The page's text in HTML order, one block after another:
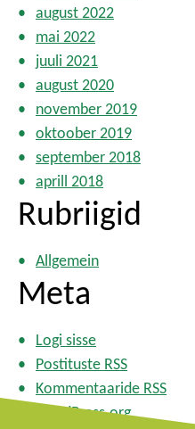
august 2022
mai 2022
juuli 2021
august 2020
november 2019
oktoober 2019
september 2018
aprill 2018
Rubriigid
Allgemein
Meta
Logi sisse
Postituste RSS
Kommentaaride RSS
WordPress.org